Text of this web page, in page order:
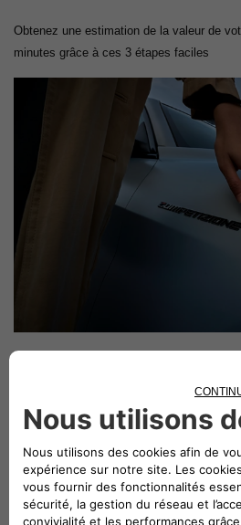
Obtenez une estimation de la valeur de
minutes grâce à ces 3 étapes faciles
Renseignez l’immatriculation de votre
identifier rapidement les caractéristiques
Si vous n’avez pas votre immatriculation,
Étape 2 : Recevez l’estimation de
Grâce à ces informations, nous sommes